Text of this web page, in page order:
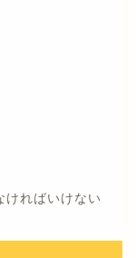
ければいけない